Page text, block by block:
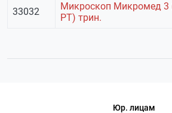
33032
Микроскоп Микромед
РТ) трин.
Юр. лицам